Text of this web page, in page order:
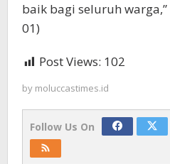
baik bagi seluruh
01)
Post Views: 102
by moluccastimes.id
Follow Us On